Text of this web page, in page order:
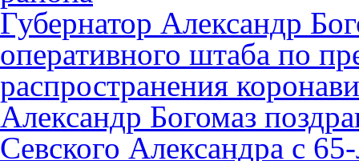
Губернатор Александр
оперативного штаба по
распространения
Александр Богомаз
Севского Александра с